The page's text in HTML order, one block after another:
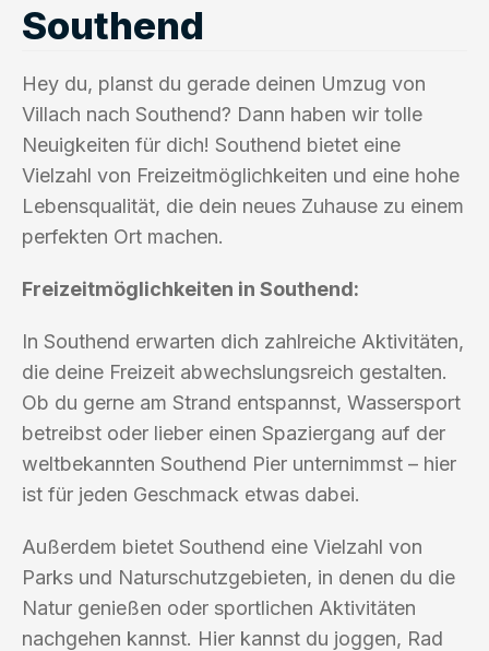
Southend
Hey du, planst du gerade deinen Umzug von
Villach nach Southend? Dann haben wir tolle
Neuigkeiten für dich! Southend bietet eine
Vielzahl von Freizeitmöglichkeiten und eine hohe
Lebensqualität, die dein neues Zuhause zu einem
perfekten Ort machen.
Freizeitmöglichkeiten in Southend:
In Southend erwarten dich zahlreiche Aktivitäten,
die deine Freizeit abwechslungsreich gestalten.
Ob du gerne am Strand entspannst, Wassersport
betreibst oder lieber einen Spaziergang auf der
weltbekannten Southend Pier unternimmst – hier
ist für jeden Geschmack etwas dabei.
Außerdem bietet Southend eine Vielzahl von
Parks und Naturschutzgebieten, in denen du die
Natur genießen oder sportlichen Aktivitäten
nachgehen kannst. Hier kannst du joggen, Rad